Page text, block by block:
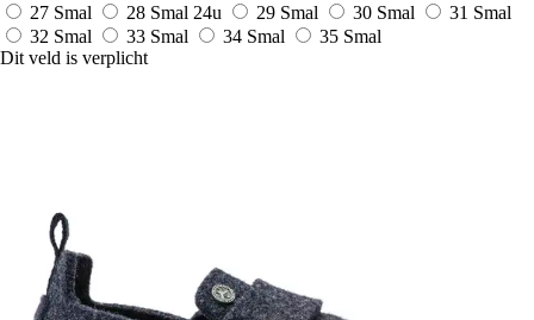
27 Smal
28 Smal 24u 29 Smal 30 Smal
31 Smal
32 Smal
33 Smal 34 Smal
35 Smal
Dit veld is verplicht